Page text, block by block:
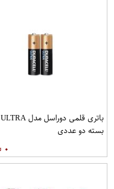
باتری قلمی دوراسل مدل ULTRA
بسته دو عددی
۰